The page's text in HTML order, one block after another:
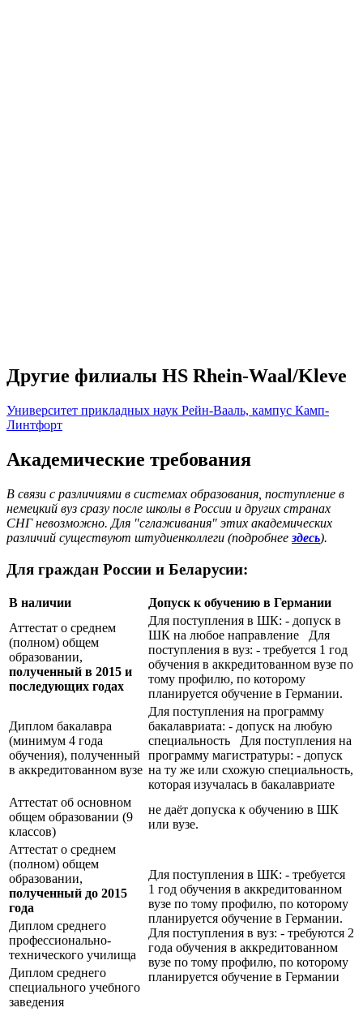
Другие филиалы HS Rhein-Waal/Kleve
Университет прикладных наук Рейн-Вааль, кампус Камп-
Линтфорт
Академические требования
В связи с различиями в системах образования, поступление в
немецкий вуз сразу после школы в России и других странах
СНГ невозможно. Для "сглаживания" этих академических
различий существуют штудиенколлеги (подробнее здесь).
Для граждан России и Беларусии:
В наличии
Допуск к обучению в Германии
Аттестат о среднем
(полном) общем
образовании,
полученный в 2015 и
последующих годах
Для поступления в ШК: - допуск в
ШК на любое направление Для
поступления в вуз: - требуется 1 год
обучения в аккредитованном вузе по
тому профилю, по которому
планируется обучение в Германии.
Диплом бакалавра
(минимум 4 года
обучения), полученный
в аккредитованном вузе
Для поступления на программу
бакалавриата: - допуск на любую
специальность Для поступления на
программу магистратуры: - допуск
на ту же или схожую специальность,
которая изучалась в бакалавриате
Аттестат об основном
общем образовании (9
классов)
не даёт допуска к обучению в ШК
или вузе.
Аттестат о среднем
(полном) общем
образовании,
полученный до 2015
года
Для поступления в ШК: - требуется
1 год обучения в аккредитованном
вузе по тому профилю, по которому
планируется обучение в Германии.
Для поступления в вуз: - требуются 2
года обучения в аккредитованном
вузе по тому профилю, по которому
планируется обучение в Германии
Диплом среднего
профессионально-
технического училища
Диплом среднего
специального учебного
заведения